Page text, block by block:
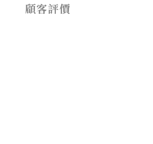
顧客評價